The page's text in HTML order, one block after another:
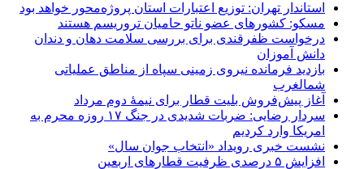
استاندار تهران: توزیع اعتبارات استان پروژه‌محور خواهد بود
مسکو: کشورهای عضو ناتو حامیان تروریسم هستند
درخواست ظفرقندی برای بررسی سلامت دهان و دندان
دانش آموزان
بازدید فرمانده نیروی زمینی سپاه از مناطق عملیاتی
شمالغرب
آغاز پیش‌فروش بلیت قطار برای نیمۀ دوم مرداد
سردار رضایی: ضربات شدیدی در جنگ ۱۷ روزه محرم به
امریکا وارد کردیم
نشست خبری رویداد «انتخاب جوان سال»
افزایش ۵ درصدی ظرفیت قطارهای اربعین